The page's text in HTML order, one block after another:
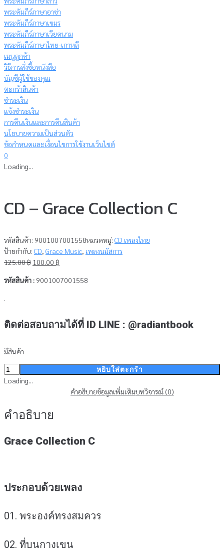
พระคัมภีร์ภาษาอาข่า
พระคัมภีร์ภาษาเขมร
พระคัมภีร์ภาษาเวียดนาม
พระคัมภีร์ภาษาไทย-เกาหลี
เมนูลูกค้า
วิธีการสั่งซื้อหนังสือ
บัญชีผู้ใช้ของคุณ
ตะกร้าสินค้า
ชำระเงิน
แจ้งชำระเงิน
การคืนเงินและการคืนสินค้า
นโยบายความเป็นส่วนตัว
ข้อกำหนดและเงื่อนไขการใช้งานเว็บไซต์
0
Loading...
CD – Grace Collection C
รหัสสินค้า: 9001007001558หมวดหมู่: CD เพลงไทย
ป้ายกำกับ: CD, Grace Music, เพลงนมัสการ
125.00฿ Original
was:
100.00 ฿
is:
รหัสสินค้า : 9001007001558
.
ติดต่อสอบถามได้ที่ ID LINE : @radiantbook
มีสินค้า
จำนวน
CD
Collection
ชิ้น
หยิบใส่ตะกร้า
Loading...
คำอธิบายข้อมูลเพิ่มเติมบทวิจารณ์ (0)
คำอธิบาย
Grace Collection C
ประกอบด้วยเพลง
01. พระองค์ทรงสมควร
02. ที่บนกางเขน